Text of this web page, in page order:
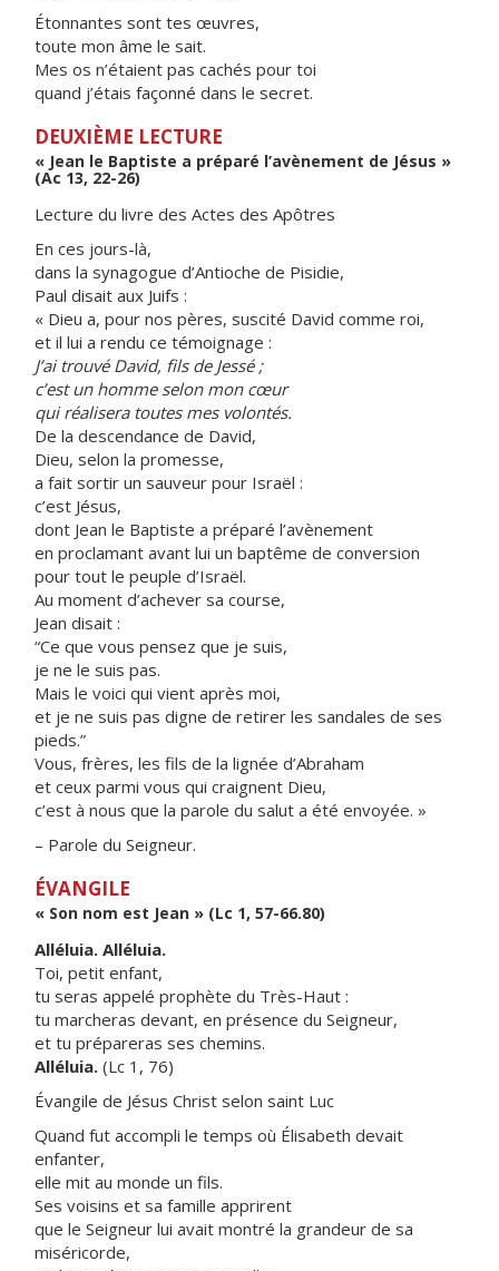
Étonnantes sont tes œuvres,
toute mon âme le sait.
Mes os n’étaient pas cachés pour toi
quand j’étais façonné dans le secret.
DEUXIÈME LECTURE
« Jean le Baptiste a préparé l’avènement de Jésus »
(Ac 13, 22-26)
Lecture du livre des Actes des Apôtres
En ces jours-là,
dans la synagogue d’Antioche de Pisidie,
Paul disait aux Juifs :
« Dieu a, pour nos pères, suscité David comme roi,
et il lui a rendu ce témoignage :
J’ai trouvé David, fils de Jessé ;
c’est un homme selon mon cœur
qui réalisera toutes mes volontés.
De la descendance de David,
Dieu, selon la promesse,
a fait sortir un sauveur pour Israël :
c’est Jésus,
dont Jean le Baptiste a préparé l’avènement
en proclamant avant lui un baptême de conversion
pour tout le peuple d’Israël.
Au moment d’achever sa course,
Jean disait :
“Ce que vous pensez que je suis,
je ne le suis pas.
Mais le voici qui vient après moi,
et je ne suis pas digne de retirer les sandales de ses
pieds.”
Vous, frères, les fils de la lignée d’Abraham
et ceux parmi vous qui craignent Dieu,
c’est à nous que la parole du salut a été envoyée. »
– Parole du Seigneur.
ÉVANGILE
« Son nom est Jean » (Lc 1, 57-66.80)
Alléluia. Alléluia.
Toi, petit enfant,
tu seras appelé prophète du Très-Haut :
tu marcheras devant, en présence du Seigneur,
et tu prépareras ses chemins.
Alléluia. (Lc 1, 76)
Évangile de Jésus Christ selon saint Luc
Quand fut accompli le temps où Élisabeth devait
enfanter,
elle mit au monde un fils.
Ses voisins et sa famille apprirent
que le Seigneur lui avait montré la grandeur de sa
miséricorde,